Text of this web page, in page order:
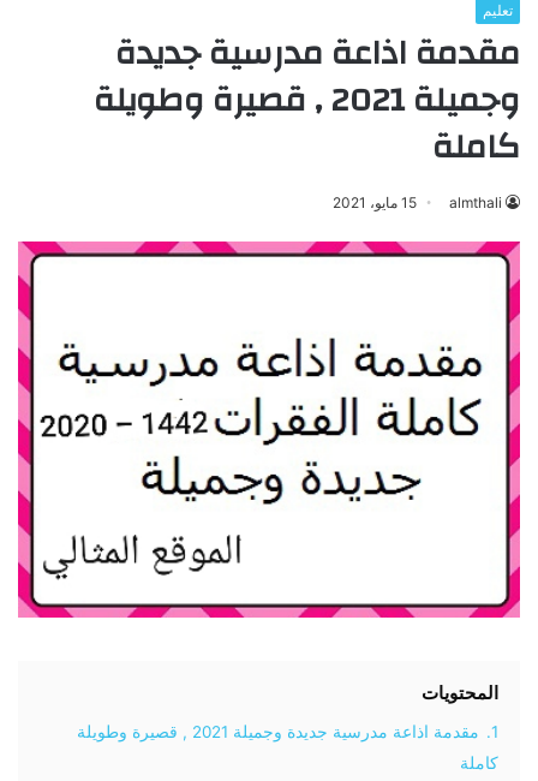
تعليم
مقدمة اذاعة مدرسية جديدة
وجميلة 2021 , قصيرة وطويلة
كاملة
almthali 15 مايو، 2021
المحتويات
1.
مقدمة اذاعة مدرسية جديدة وجميلة 2021 , قصيرة وطويلة
كاملة